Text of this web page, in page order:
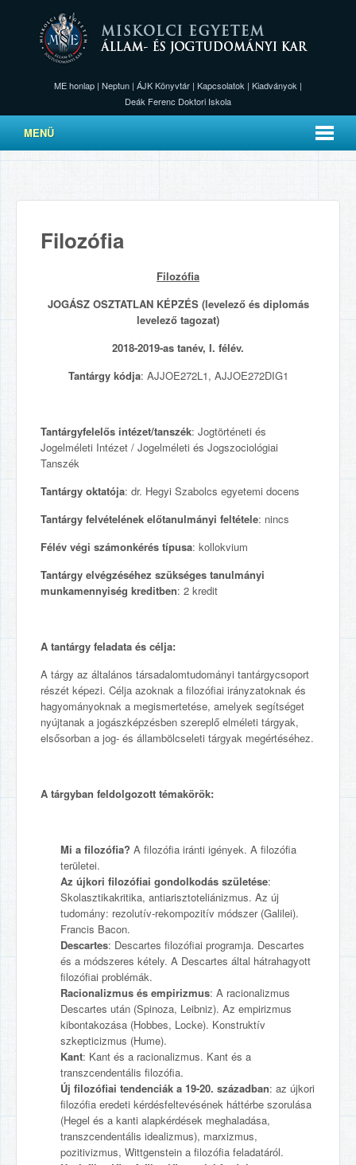
ME honlap | Neptun | ÁJK Könyvtár | Kapcsolatok | Kiadványok |
Deák Ferenc Doktori Iskola
MENÜ
Filozófia
Filozófia
JOGÁSZ OSZTATLAN KÉPZÉS (levelező és diplomás
levelező tagozat)
2018-2019-as tanév, I. félév.
Tantárgy kódja: AJJOE272L1, AJJOE272DIG1
Tantárgyfelelős intézet/tanszék: Jogtörténeti és
Jogelméleti Intézet / Jogelméleti és Jogszociológiai
Tanszék
Tantárgy oktatója: dr. Hegyi Szabolcs egyetemi docens
Tantárgy felvételének előtanulmányi feltétele: nincs
Félév végi számonkérés típusa: kollokvium
Tantárgy elvégzéséhez szükséges tanulmányi
munkamennyiség kreditben: 2 kredit
A tantárgy feladata és célja:
A tárgy az általános társadalomtudományi tantárgycsoport
részét képezi. Célja azoknak a filozófiai irányzatoknak és
hagyományoknak a megismertetése, amelyek segítséget
nyújtanak a jogászképzésben szereplő elméleti tárgyak,
elsősorban a jog- és állambölcseleti tárgyak megértéséhez.
A tárgyban feldolgozott témakörök:
Mi a filozófia? A filozófia iránti igények. A filozófia
területei.
Az újkori filozófiai gondolkodás születése:
Skolasztikakritika, antiarisztoteliánizmus. Az új
tudomány: rezolutív-rekompozitív módszer (Galilei).
Francis Bacon.
Descartes: Descartes filozófiai programja. Descartes
és a módszeres kétely. A Descartes által hátrahagyott
filozófiai problémák.
Racionalizmus és empirizmus: A racionalizmus
Descartes után (Spinoza, Leibniz). Az empirizmus
kibontakozása (Hobbes, Locke). Konstruktív
szkepticizmus (Hume).
Kant: Kant és a racionalizmus. Kant és a
transzcendentális filozófia.
Új filozófiai tendenciák a 19-20. században: az újkori
filozófia eredeti kérdésfeltevésének háttérbe szorulása
(Hegel és a kanti alapkérdések meghaladása,
transzcendentális idealizmus), marxizmus,
pozitivizmus, Wittgenstein a filozófia feladatáról.